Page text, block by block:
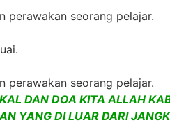
perawakan seorang pelajar.
perawakan seorang pelajar.
DAN DOA KITA ALLAH
YANG DI LUAR DARI